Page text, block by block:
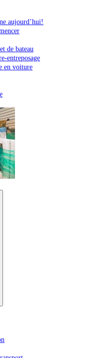
aujourd’hui!
de bateau
entreposage
en voiture